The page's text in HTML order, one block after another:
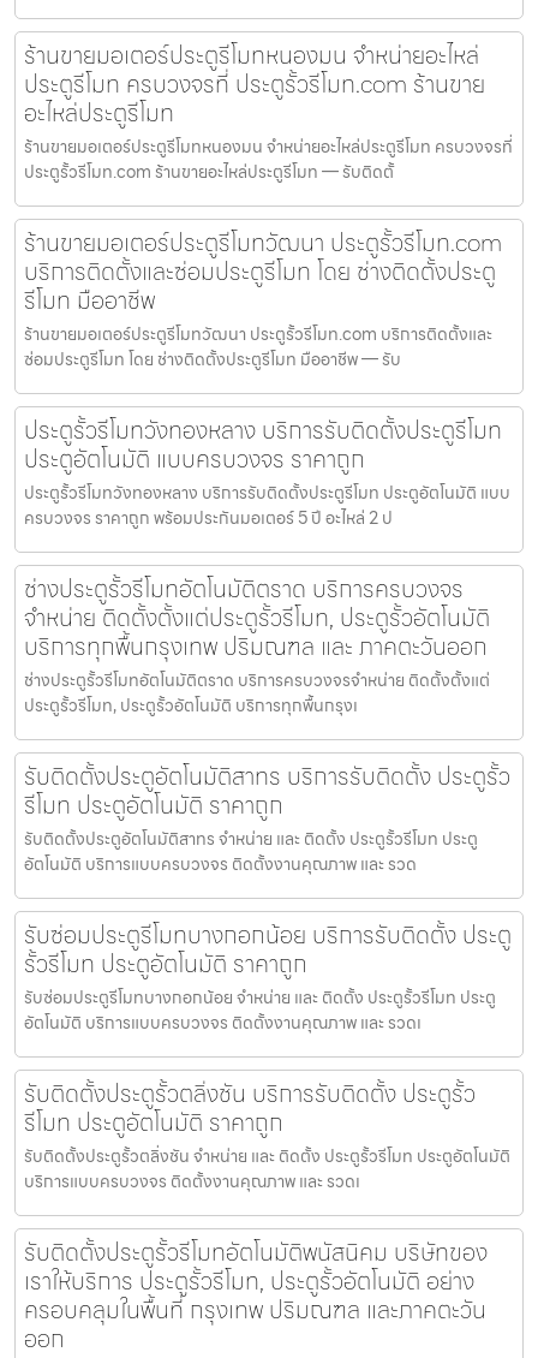
ร้านขายมอเตอร์ประตูรีโมทหนองมน จำหน่ายอะไหล่
ประตูรีโมท ครบวงจรที่ ประตูรั้วรีโมท.com ร้านขาย
อะไหล่ประตูรีโมท
ร้านขายมอเตอร์ประตูรีโมทหนองมน จำหน่ายอะไหล่ประตูรีโมท ครบวงจรที่
ประตูรั้วรีโมท.com ร้านขายอะไหล่ประตูรีโมท — รับติดตั้
ร้านขายมอเตอร์ประตูรีโมทวัฒนา ประตูรั้วรีโมท.com
บริการติดตั้งและซ่อมประตูรีโมท โดย ช่างติดตั้งประตู
รีโมท มืออาชีพ
ร้านขายมอเตอร์ประตูรีโมทวัฒนา ประตูรั้วรีโมท.com บริการติดตั้งและ
ซ่อมประตูรีโมท โดย ช่างติดตั้งประตูรีโมท มืออาชีพ — รับ
ประตูรั้วรีโมทวังทองหลาง บริการรับติดตั้งประตูรีโมท
ประตูอัตโนมัติ แบบครบวงจร ราคาถูก
ประตูรั้วรีโมทวังทองหลาง บริการรับติดตั้งประตูรีโมท ประตูอัตโนมัติ แบบ
ครบวงจร ราคาถูก พร้อมประกันมอเตอร์ 5 ปี อะไหล่ 2 ป
ช่างประตูรั้วรีโมทอัตโนมัติตราด บริการครบวงจร
จำหน่าย ติดตั้งตั้งแต่ประตูรั้วรีโมท, ประตูรั้วอัตโนมัติ
บริการทุกพื้นกรุงเทพ ปริมณฑล และ ภาคตะวันออก
ช่างประตูรั้วรีโมทอัตโนมัติตราด บริการครบวงจรจำหน่าย ติดตั้งตั้งแต่
ประตูรั้วรีโมท, ประตูรั้วอัตโนมัติ บริการทุกพื้นกรุงเ
รับติดตั้งประตูอัตโนมัติสาทร บริการรับติดตั้ง ประตูรั้ว
รีโมท ประตูอัตโนมัติ ราคาถูก
รับติดตั้งประตูอัตโนมัติสาทร จำหน่าย และ ติดตั้ง ประตูรั้วรีโมท ประตู
อัตโนมัติ บริการแบบครบวงจร ติดตั้งงานคุณภาพ และ รวด
รับซ่อมประตูรีโมทบางกอกน้อย บริการรับติดตั้ง ประตู
รั้วรีโมท ประตูอัตโนมัติ ราคาถูก
รับซ่อมประตูรีโมทบางกอกน้อย จำหน่าย และ ติดตั้ง ประตูรั้วรีโมท ประตู
อัตโนมัติ บริการแบบครบวงจร ติดตั้งงานคุณภาพ และ รวดเ
รับติดตั้งประตูรั้วตลิ่งชัน บริการรับติดตั้ง ประตูรั้ว
รีโมท ประตูอัตโนมัติ ราคาถูก
รับติดตั้งประตูรั้วตลิ่งชัน จำหน่าย และ ติดตั้ง ประตูรั้วรีโมท ประตูอัตโนมัติ
บริการแบบครบวงจร ติดตั้งงานคุณภาพ และ รวดเ
รับติดตั้งประตูรั้วรีโมทอัตโนมัติพนัสนิคม บริษัทของ
เราให้บริการ ประตูรั้วรีโมท, ประตูรั้วอัตโนมัติ อย่าง
ครอบคลุมในพื้นที่ กรุงเทพ ปริมณฑล และภาคตะวัน
ออก